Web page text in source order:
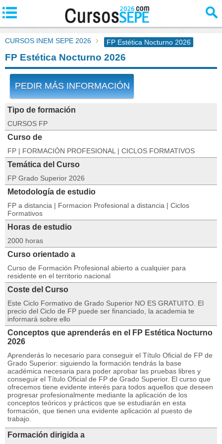
CURSOS INEM SEPE 2026 FP Estética Nocturno 2026
FP Estética Nocturno 2026
PEDIR MÁS INFORMACIÓN
Tipo de formación
CURSOS FP
Curso de
FP | FORMACIÓN PROFESIONAL | CICLOS FORMATIVOS
Temática del Curso
FP Grado Superior 2026
Metodología de estudio
FP a distancia | Formacion Profesional a distancia | Ciclos
Formativos
Horas de estudio
2000 horas
Curso orientado a
Curso de Formación Profesional abierto a cualquier para
residente en el territorio nacional
Coste del Curso
Este Ciclo Formativo de Grado Superior NO ES GRATUITO. El
precio del Ciclo de FP puede ser financiado, la academia te
informará sobre ello
Conceptos que aprenderás en el FP Estética Nocturno
2026
Aprenderás lo necesario para conseguir el Título Oficial de FP de
Grado Superior: siguiendo la formación tendrás la base
académica necesaria para poder aprobar las pruebas libres y
conseguir el Título Oficial de FP de Grado Superior. El curso que
ofrecemos tiene evidente interés para todos aquellos que deseen
progresar profesionalmente mediante la aplicación de los
conceptos teóricos y prácticos que se estudiarán en esta
formación, que tienen una evidente aplicación al puesto de
trabajo.
Formación dirigida a